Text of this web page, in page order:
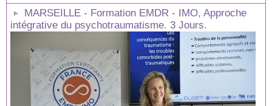
MARSEILLE - Formation EMDR - IMO, Approche
intégrative du psychotraumatisme. 3 Jours.